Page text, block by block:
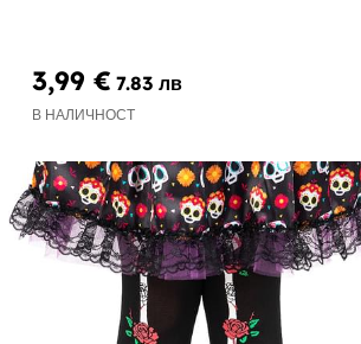
3,99 € 7.83 лв
В НАЛИЧНОСТ